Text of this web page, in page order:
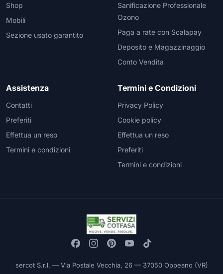
Shop
Mobili
Sezione usato garantito
Sanificazione Professionale
Ozono
Paga a rate con Scalapay
Deposito e Magazzinaggio
Conto Vendita
Assistenza
Contatti
Preferiti
Effettua un reso
Termini e condizioni
Termini e Condizioni
Privacy Policy
Cookie policy
Effettua un reso
Preferiti
Termini e condizioni
sercot S.r.l. — Via Postale Vecchia, 26 — 37050 Oppeano (VR)